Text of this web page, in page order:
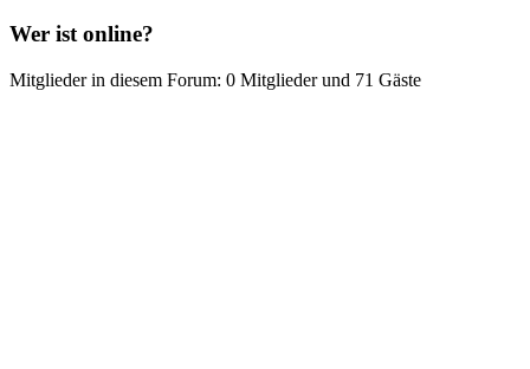
Wer ist online?
Mitglieder in diesem Forum: 0 Mitglieder und 71 Gäste